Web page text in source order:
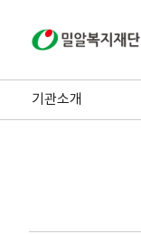
밀알복지재단
기관소개